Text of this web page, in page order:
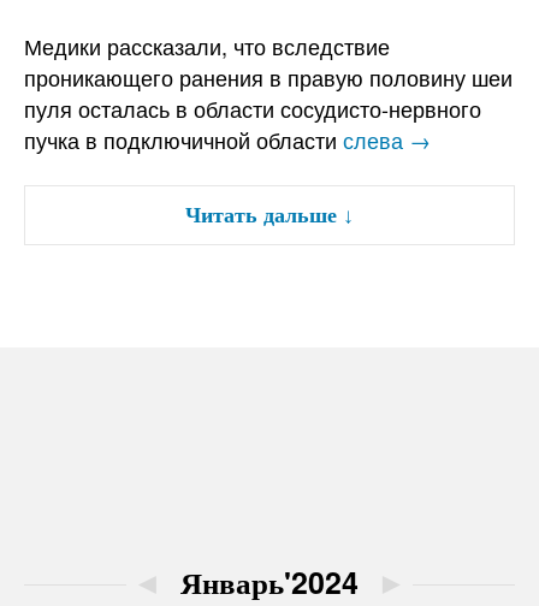
Медики рассказали, что вследствие
проникающего ранения в правую половину шеи
пуля осталась в области сосудисто-нервного
пучка в подключичной области слева →
Читать дальше ↓
◄ Январь'2024 ►